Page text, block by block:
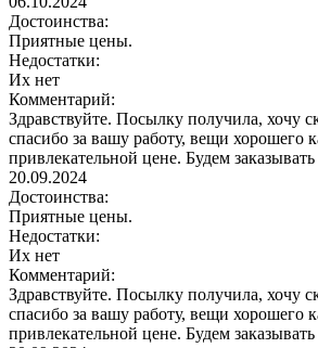
Достоинства:
Приятные цены.
Недостатки:
Их нет
Комментарий:
Здравствуйте. Посылку получила, хочу
спасибо за вашу работу, вещи хорошего
привлекательной цене. Будем
20.09.2024
Достоинства:
Приятные цены.
Недостатки:
Их нет
Комментарий:
Здравствуйте. Посылку получила, хочу
спасибо за вашу работу, вещи хорошего
привлекательной цене. Будем